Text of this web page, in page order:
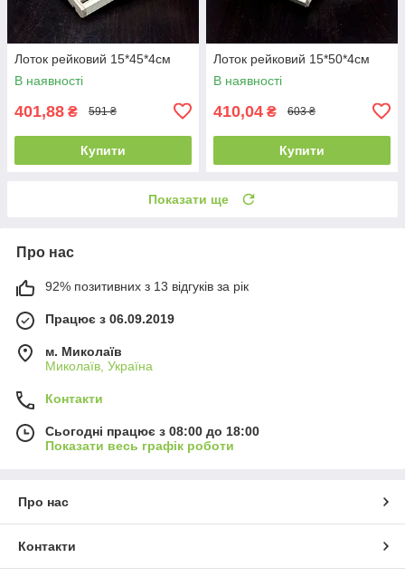
Лоток рейковий 15*45*4см
В наявності
401,88 ₴ 591 ₴
Купити
Лоток рейковий 15*50*4см
В наявності
410,04 ₴ 603 ₴
Купити
Показати ще
Про нас
92% позитивних з 13 відгуків за рік
Працює з 06.09.2019
м. Миколаїв
Миколаїв, Україна
Контакти
Сьогодні працює з 08:00 до 18:00
Показати весь графік роботи
Про нас
Контакти